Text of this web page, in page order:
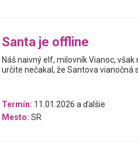
Santa je offline
Náš naivný elf, milovník Vianoc,
určite nečakal, že Santova vianočná
Termín: 11.01.2026 a ďalšie
Mesto: SR